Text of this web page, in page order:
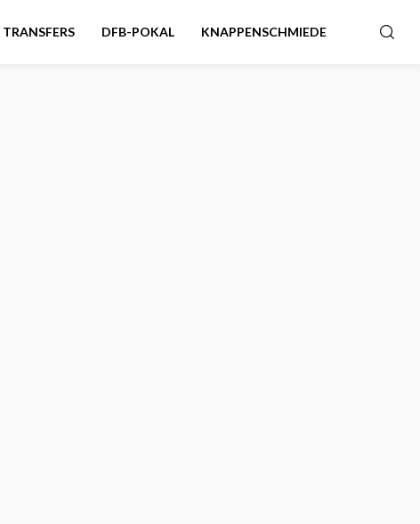
TRANSFERS DFB-POKAL KNAPPENSCHMIEDE